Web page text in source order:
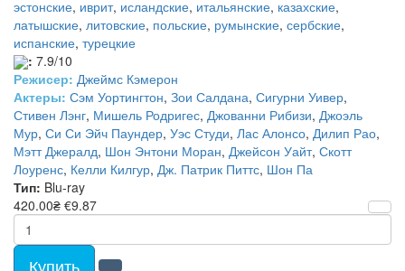
эстонские, иврит, исландские, итальянские, казахские,
латышские, литовские, польские, румынские, сербские,
испанские, турецкие
: 7.9/10
Режисер: Джеймс Кэмерон
Актеры: Сэм Уортингтон, Зои Салдана, Сигурни Уивер,
Стивен Лэнг, Мишель Родригес, Джованни Рибизи, Джоэль
Мур, Си Си Эйч Паундер, Уэс Студи, Лас Алонсо, Дилип Рао,
Мэтт Джералд, Шон Энтони Моран, Джейсон Уайт, Скотт
Лоуренс, Келли Килгур, Дж. Патрик Питтс, Шон Па
Тип: Blu-ray
420.00₴ €9.87
Купить